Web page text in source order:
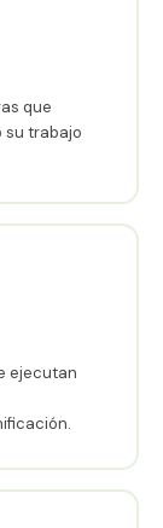
que
su trabajo
ejecutan